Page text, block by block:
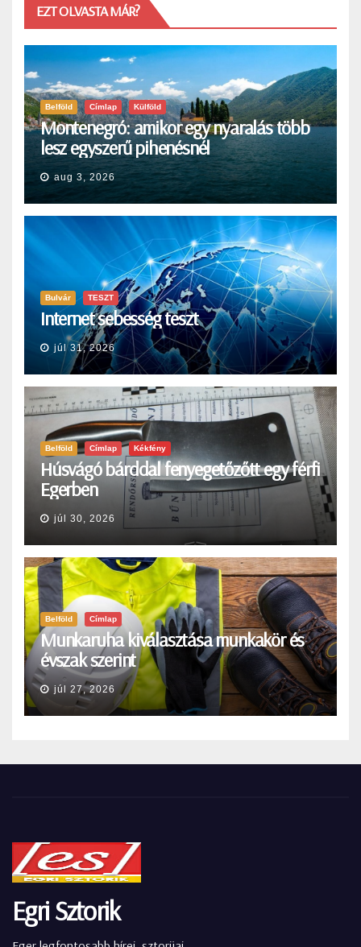
EZT OLVASTA MÁR?
Belföld Címlap Külföld
Montenegró: amikor egy nyaralás több
lesz egyszerű pihenésnél
aug 3, 2026
Bulvár TESZT
Internet sebesség teszt
júl 31, 2026
Belföld Címlap Kékfény
Húsvágó bárddal fenyegetőzőtt egy férfi
Egerben
júl 30, 2026
Belföld Címlap
Munkaruha kiválasztása munkakör és
évszak szerint
júl 27, 2026
Egri Sztorik